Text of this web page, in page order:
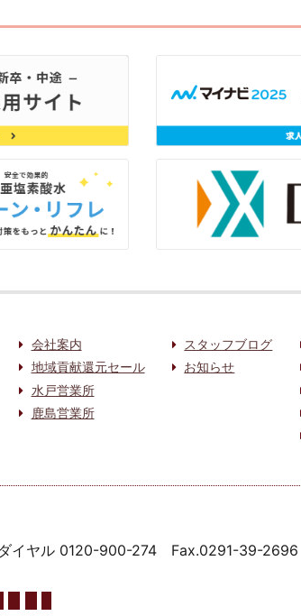
会社案内
地域貢献還元セール
水戸営業所
鹿島営業所
スタッフブログ
お知らせ
イヤル 0120-900-274 Fax.0291-39-2696